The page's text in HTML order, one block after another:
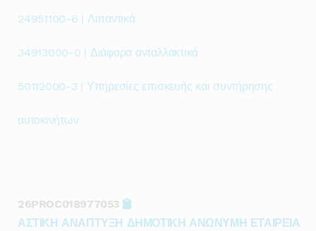
24951100-6 | Λιπαντικά
34913000-0 | Διάφορα ανταλλακτικά
50112000-3 | Υπηρεσίες επισκευής και συντήρησης
αυτοκινήτων
26PROC018977053
ΑΣΤΙΚΗ ΑΝΑΠΤΥΞΗ ΔΗΜΟΤΙΚΗ ΑΝΩΝΥΜΗ ΕΤΑΙΡΕΙΑ